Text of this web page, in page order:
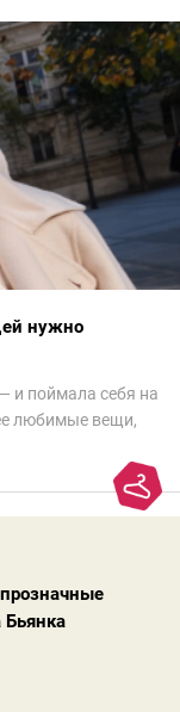
нужно
и поймала себя на
любимые вещи,
сделала шаг
Бьянка